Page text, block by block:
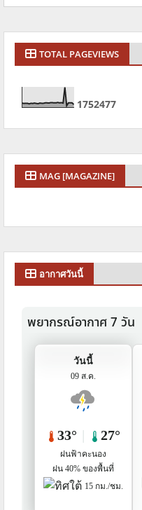
TOTAL PAGEVIEWS
1752477
MAG [MAGAZINE]
อากาศวันนี้